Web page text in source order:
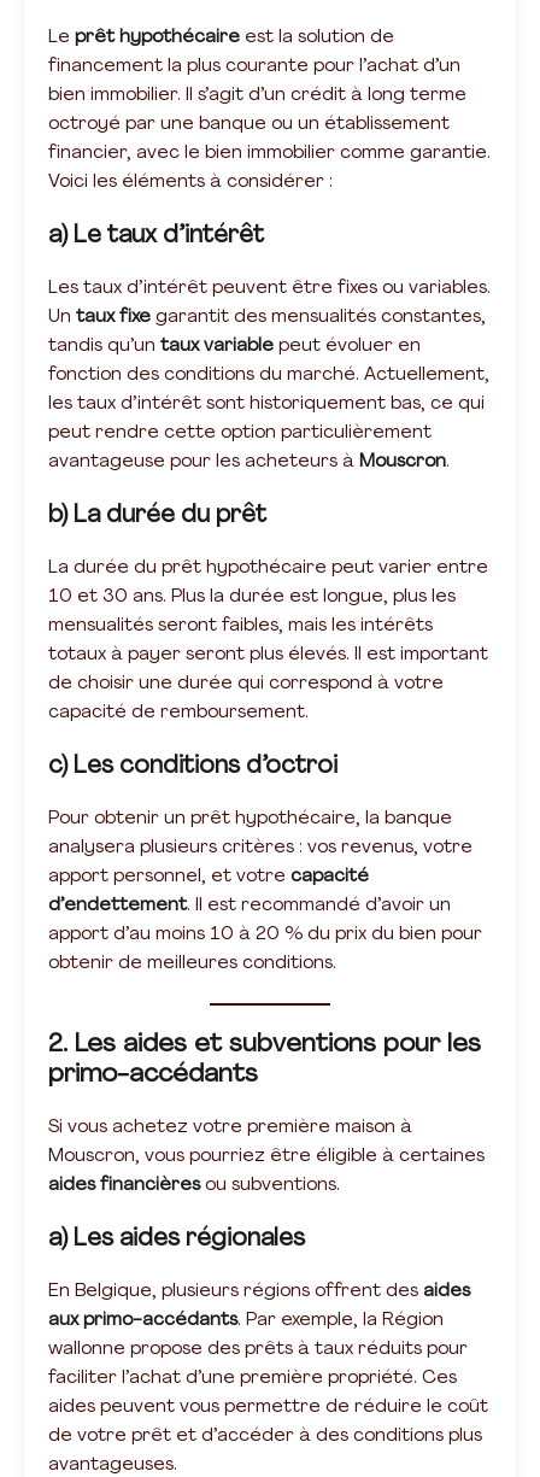
Le prêt hypothécaire est la solution de
financement la plus courante pour l’achat d’un
bien immobilier. Il s’agit d’un crédit à long terme
octroyé par une banque ou un établissement
financier, avec le bien immobilier comme garantie.
Voici les éléments à considérer :
a) Le taux d’intérêt
Les taux d’intérêt peuvent être fixes ou variables.
Un taux fixe garantit des mensualités constantes,
tandis qu’un taux variable peut évoluer en
fonction des conditions du marché. Actuellement,
les taux d’intérêt sont historiquement bas, ce qui
peut rendre cette option particulièrement
avantageuse pour les acheteurs à Mouscron.
b) La durée du prêt
La durée du prêt hypothécaire peut varier entre
10 et 30 ans. Plus la durée est longue, plus les
mensualités seront faibles, mais les intérêts
totaux à payer seront plus élevés. Il est important
de choisir une durée qui correspond à votre
capacité de remboursement.
c) Les conditions d’octroi
Pour obtenir un prêt hypothécaire, la banque
analysera plusieurs critères : vos revenus, votre
apport personnel, et votre capacité
d’endettement. Il est recommandé d’avoir un
apport d’au moins 10 à 20 % du prix du bien pour
obtenir de meilleures conditions.
2. Les aides et subventions pour les
primo-accédants
Si vous achetez votre première maison à
Mouscron, vous pourriez être éligible à certaines
aides financièresou subventions.
a) Les aides régionales
En Belgique, plusieurs régions offrent des aides
aux primo-accédants. Par exemple, la Région
wallonne propose des prêts à taux réduits pour
faciliter l’achat d’une première propriété. Ces
aides peuvent vous permettre de réduire le coût
de votre prêt et d’accéder à des conditions plus
avantageuses.